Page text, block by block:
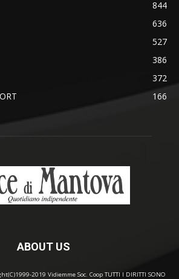
844
636
527
386
372
166
ABOUT US
2019 Vidiemme Soc. Coop TUTTI I DIRITTI SONO